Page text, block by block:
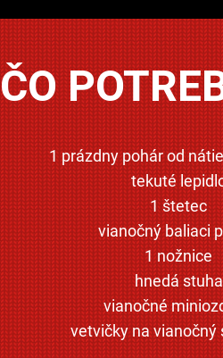
ČO
1 prázdny pohár od
tekuté
1 štetec
vianočný baliaci
1 nožnice
hnedá stuha
vianočné
vetvičky na vianočný